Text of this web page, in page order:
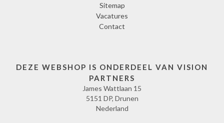
Sitemap
Vacatures
Contact
DEZE WEBSHOP IS ONDERDEEL VAN VISION
PARTNERS
James Wattlaan 15
5151 DP, Drunen
Nederland